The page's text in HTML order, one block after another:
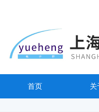
首页 关